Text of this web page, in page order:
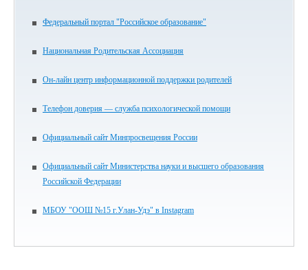
Федеральный портал "Российское образование"
Национальная Родительская Ассоциация
Он-лайн центр информационной поддержки родителей
Телефон доверия — служба психологической помощи
Официальный сайт Минпросвещения России
Официальный сайт Министерства науки и высшего образования
Российской Федерации
МБОУ "ООШ №15 г.Улан-Удэ" в Instagram